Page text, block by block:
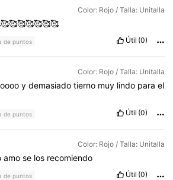
Color: Rojo / Talla: Unitalla
de puntos Útil (0)
Color: Rojo / Talla: Unitalla
y demasiado tierno muy lindo para el
de puntos Útil (0)
Color: Rojo / Talla: Unitalla
amose los recomiendo
de puntos Útil (0)